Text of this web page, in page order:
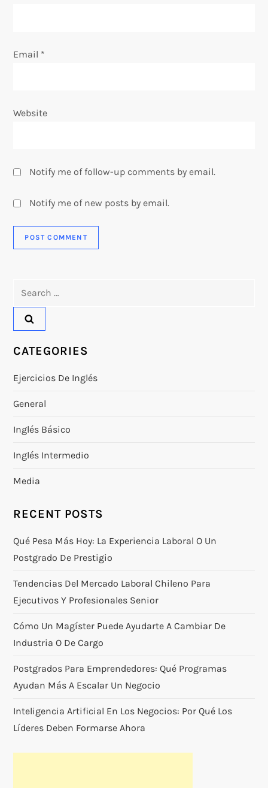
Email *
Website
Notify me of follow-up comments by email.
Notify me of new posts by email.
CATEGORIES
Ejercicios De Inglés
General
Inglés Básico
Inglés Intermedio
Media
RECENT POSTS
Qué Pesa Más Hoy: La Experiencia Laboral O Un
Postgrado De Prestigio
Tendencias Del Mercado Laboral Chileno Para
Ejecutivos Y Profesionales Senior
Cómo Un Magíster Puede Ayudarte A Cambiar De
Industria O De Cargo
Postgrados Para Emprendedores: Qué Programas
Ayudan Más A Escalar Un Negocio
Inteligencia Artificial En Los Negocios: Por Qué Los
Líderes Deben Formarse Ahora